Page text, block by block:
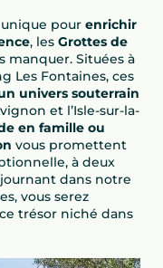
pour enrichir
, les Grottes de
manquer. Situées à
Les Fontaines, ces
univers souterrain
et l’Isle-sur-la-
en famille ou
vous promettent
à deux
dans notre
vous serez
trésor niché dans